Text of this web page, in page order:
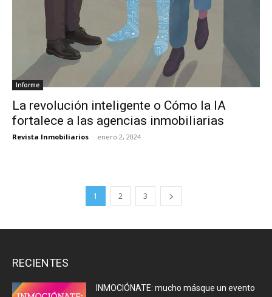
Informe
La revolución inteligente o Cómo la IA
fortalece a las agencias inmobiliarias
Revista Inmobiliarios - enero 2, 2024
1 2 3
RECIENTES
INMOCIÓNATE: mucho másque un evento